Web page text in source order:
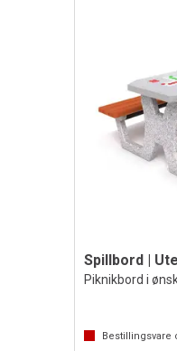
Spillbord |
Piknikbord i
Bestillingsvare